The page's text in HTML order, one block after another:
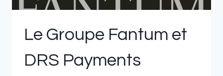
Le Groupe Fantum et
DRS Payments